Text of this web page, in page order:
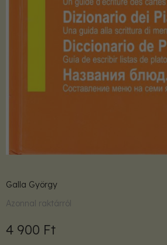
Galla György
Azonnal raktárról
4 900 Ft